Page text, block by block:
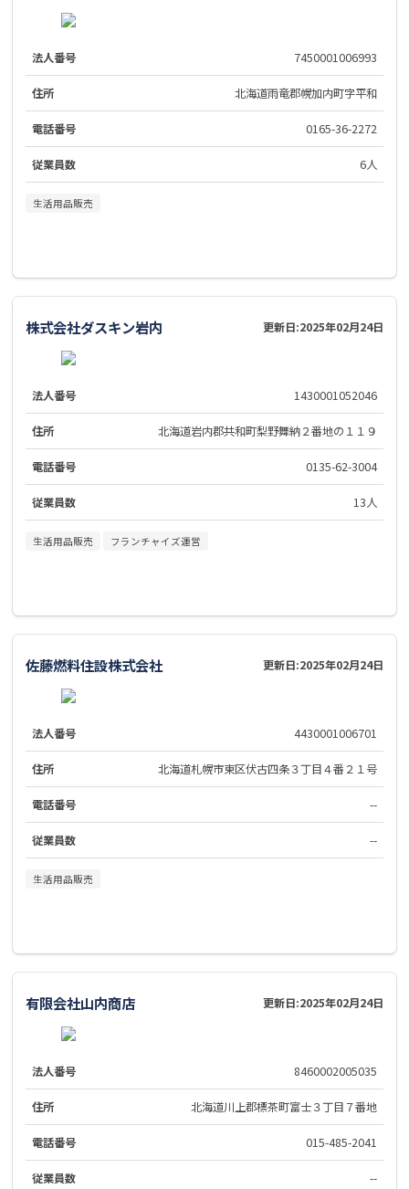
法人番号 7450001006993
住所 北海道雨竜郡幌加内町字平和
電話番号 0165-36-2272
従業員数 6人
生活用品販売
株式会社ダスキン岩内 更新日:2025年02月24日
法人番号 1430001052046
住所 北海道岩内郡共和町梨野舞納２番地の１１９
電話番号 0135-62-3004
従業員数 13人
生活用品販売 フランチャイズ運営
佐藤燃料住設株式会社 更新日:2025年02月24日
法人番号 4430001006701
住所 北海道札幌市東区伏古四条３丁目４番２１号
電話番号 --
従業員数 --
生活用品販売
有限会社山内商店 更新日:2025年02月24日
法人番号 8460002005035
住所 北海道川上郡標茶町富士３丁目７番地
電話番号 015-485-2041
従業員数 --